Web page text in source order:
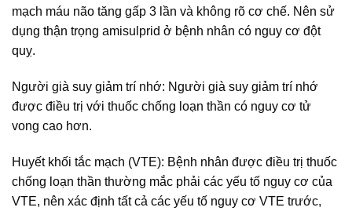
mạch máu não tăng gấp 3 lần và không rõ cơ chế. Nên sử
dụng thận trọng amisulprid ở bệnh nhân có nguy cơ đột
quỵ.
Người già suy giảm trí nhớ: Người già suy giảm trí nhớ
được điều trị với thuốc chống loạn thần có nguy cơ tử
vong cao hơn.
Huyết khối tắc mạch (VTE): Bệnh nhân được điều trị thuốc
chống loạn thần thường mắc phải các yếu tố nguy cơ của
VTE, nên xác định tất cả các yếu tố nguy cơ VTE trước,